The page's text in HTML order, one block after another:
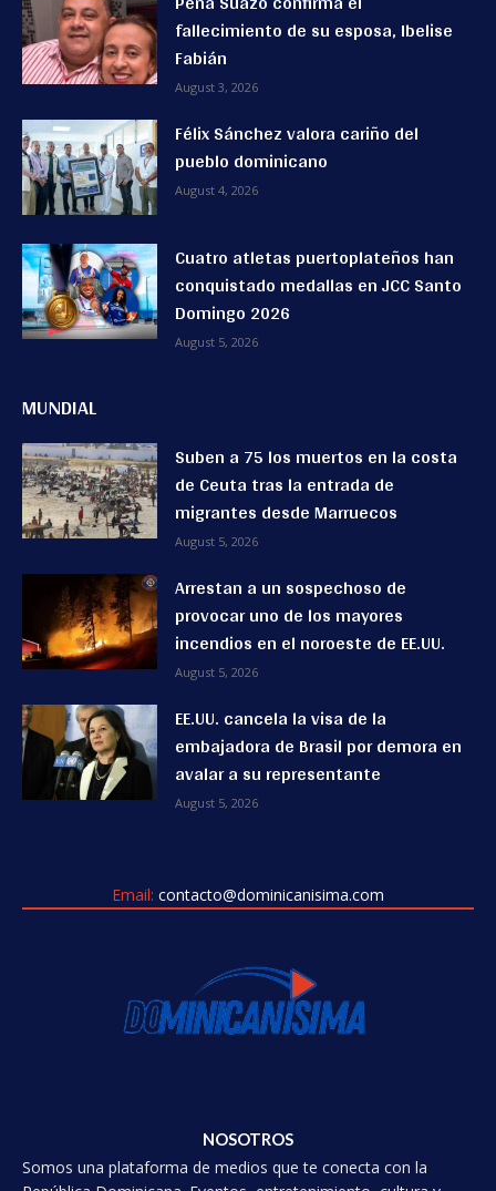
fallecimiento de su esposa, Ibelise
Fabián
August 3, 2026
Félix Sánchez valora cariño del
pueblo dominicano
August 4, 2026
Cuatro atletas puertoplateños han
conquistado medallas en JCC Santo
Domingo 2026
August 5, 2026
MUNDIAL
Suben a 75 los muertos en la costa
de Ceuta tras la entrada de
migrantes desde Marruecos
August 5, 2026
Arrestan a un sospechoso de
provocar uno de los mayores
incendios en el noroeste de EE.UU.
August 5, 2026
EE.UU. cancela la visa de la
embajadora de Brasil por demora en
avalar a su representante
August 5, 2026
Email: contacto@dominicanisima.com
NOSOTROS
Somos una plataforma de medios que te conecta con la